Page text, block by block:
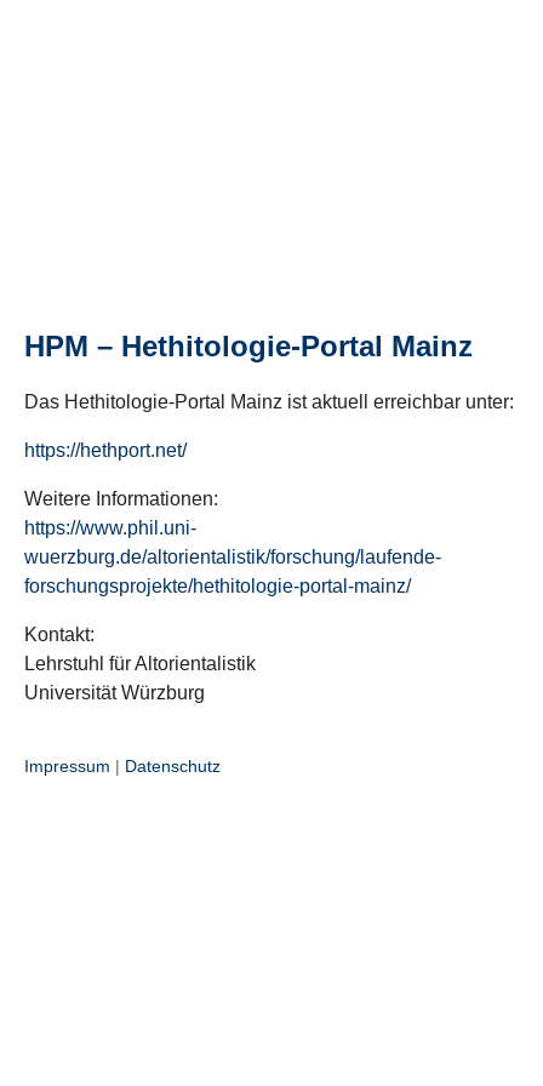
HPM – Hethitologie-Portal Mainz
Das Hethitologie-Portal Mainz ist aktuell erreichbar unter:
https://hethport.net/
Weitere Informationen:
https://www.phil.uni-
wuerzburg.de/altorientalistik/forschung/laufende-
forschungsprojekte/hethitologie-portal-mainz/
Kontakt:
Lehrstuhl für Altorientalistik
Universität Würzburg
Impressum | Datenschutz